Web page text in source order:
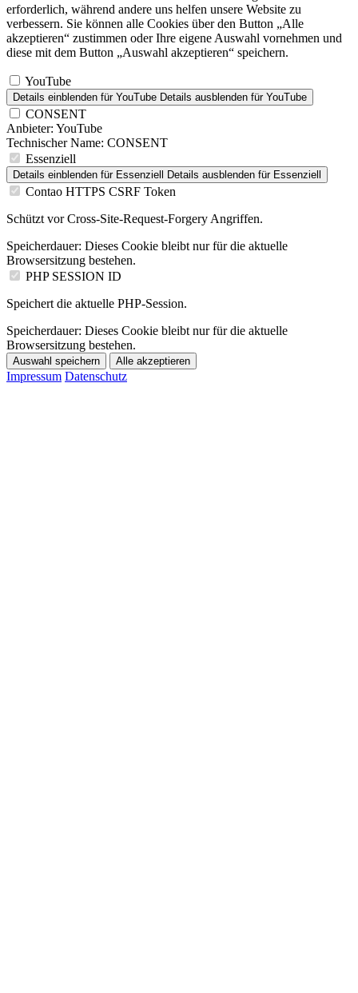
erforderlich, während andere uns helfen unsere Website zu
verbessern. Sie können alle Cookies über den Button „Alle
akzeptieren“ zustimmen oder Ihre eigene Auswahl vornehmen und
diese mit dem Button „Auswahl akzeptieren“ speichern.
YouTube
Details einblenden für YouTube Details ausblenden für YouTube
CONSENT
Anbieter: YouTube
Technischer Name: CONSENT
Essenziell
Details einblenden für Essenziell Details ausblenden für Essenziell
Contao HTTPS CSRF Token
Schützt vor Cross-Site-Request-Forgery Angriffen.
Speicherdauer: Dieses Cookie bleibt nur für die aktuelle
Browsersitzung bestehen.
PHP SESSION ID
Speichert die aktuelle PHP-Session.
Speicherdauer: Dieses Cookie bleibt nur für die aktuelle
Browsersitzung bestehen.
Auswahl speichern Alle akzeptieren
Impressum Datenschutz